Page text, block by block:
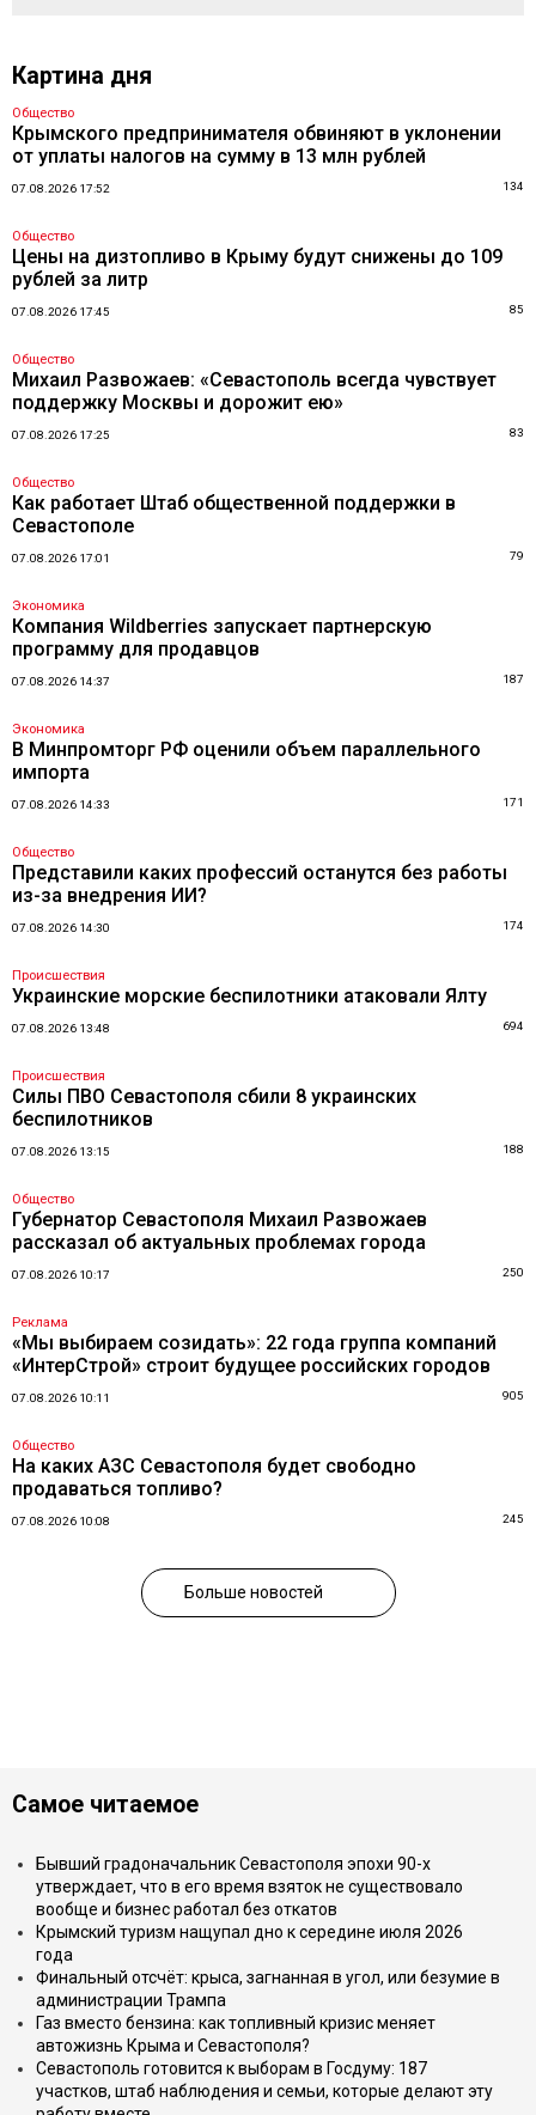
Картина дня
Общество
Крымского предпринимателя обвиняют в уклонении
от уплаты налогов на сумму в 13 млн рублей
07.08.2026 17:52 134
Общество
Цены на дизтопливо в Крыму будут снижены до 109
рублей за литр
07.08.2026 17:45 85
Общество
Михаил Развожаев: «Севастополь всегда чувствует
поддержку Москвы и дорожит ею»
07.08.2026 17:25 83
Общество
Как работает Штаб общественной поддержки в
Севастополе
07.08.2026 17:01 79
Экономика
Компания Wildberries запускает партнерскую
программу для продавцов
07.08.2026 14:37 187
Экономика
В Минпромторг РФ оценили объем параллельного
импорта
07.08.2026 14:33 171
Общество
Представили каких профессий останутся без работы
из-за внедрения ИИ?
07.08.2026 14:30 174
Происшествия
Украинские морские беспилотники атаковали Ялту
07.08.2026 13:48 694
Происшествия
Силы ПВО Севастополя сбили 8 украинских
беспилотников
07.08.2026 13:15 188
Общество
Губернатор Севастополя Михаил Развожаев
рассказал об актуальных проблемах города
07.08.2026 10:17 250
Реклама
«Мы выбираем созидать»: 22 года группа компаний
«ИнтерСтрой» строит будущее российских городов
07.08.2026 10:11 905
Общество
На каких АЗС Севастополя будет свободно
продаваться топливо?
07.08.2026 10:08 245
Больше новостей
Самое читаемое
Бывший градоначальник Севастополя эпохи 90-х
утверждает, что в его время взяток не существовало
вообще и бизнес работал без откатов
Крымский туризм нащупал дно к середине июля 2026
года
Финальный отсчёт: крыса, загнанная в угол, или безумие в
администрации Трампа
Газ вместо бензина: как топливный кризис меняет
автожизнь Крыма и Севастополя?
Севастополь готовится к выборам в Госдуму: 187
участков, штаб наблюдения и семьи, которые делают эту